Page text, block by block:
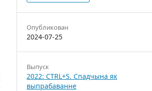
Опубликован
2024-07-25
Выпуск
2022: CTRL+S. Спадчына як
выпрабаванне